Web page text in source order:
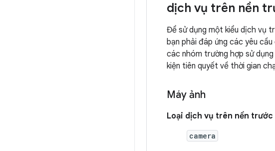
dịch vụ trên nền
Để sử dụng một kiểu dịch vụ
bạn phải đáp ứng các yêu
các nhóm trường hợp sử
kiện tiên quyết về thời gian
Máy ảnh
Loại dịch vụ trên nền
camera